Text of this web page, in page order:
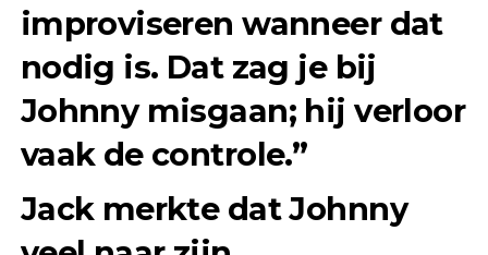
improviseren wanneer dat
nodig is. Dat zag je bij
Johnny misgaan; hij verloor
vaak de controle.”
Jack merkte dat Johnny